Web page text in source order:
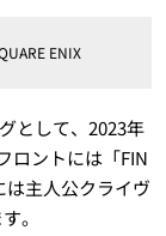
ENIX
として、2023年
ロントには「FIN
は主人公クライヴ
。